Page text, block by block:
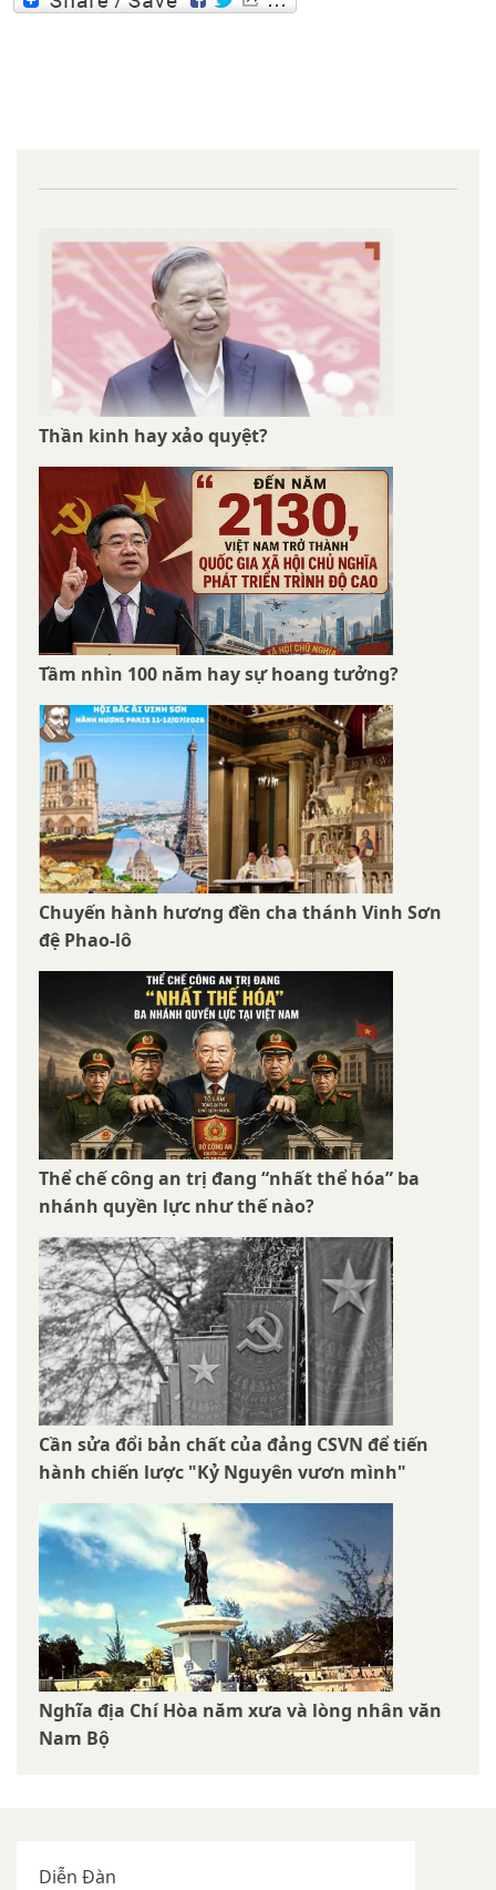
Thần kinh hay xảo quyệt?
Tầm nhìn 100 năm hay sự hoang tưởng?
Chuyến hành hương đền cha thánh Vinh Sơn
đệ Phao-lô
Thể chế công an trị đang “nhất thể hóa” ba
nhánh quyền lực như thế nào?
Cần sửa đổi bản chất của đảng CSVN để tiến
hành chiến lược "Kỷ Nguyên vươn mình"
Nghĩa địa Chí Hòa năm xưa và lòng nhân văn
Nam Bộ
Diễn Đàn